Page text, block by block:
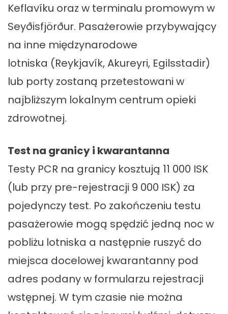
Keflavíku oraz w terminalu promowym w
Seyðisfjörður. Pasażerowie przybywający
na inne międzynarodowe
lotniska (Reykjavík, Akureyri, Egilsstadir)
lub porty zostaną przetestowani w
najbliższym lokalnym centrum opieki
zdrowotnej.
Test na granicy i kwarantanna
Testy PCR na granicy kosztują 11 000 ISK
(lub przy pre-rejestracji 9 000 ISK) za
pojedynczy test. Po zakończeniu testu
pasażerowie mogą spędzić jedną noc w
pobliżu lotniska a następnie ruszyć do
miejsca docelowej kwarantanny pod
adres podany w formularzu rejestracji
wstępnej. W tym czasie nie można